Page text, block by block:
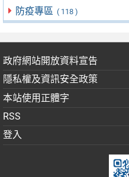
防疫專區 ( 118 )
政府網站開放資料宣告
隱私權及資訊安全政策
本站使用正體字
RSS
登入